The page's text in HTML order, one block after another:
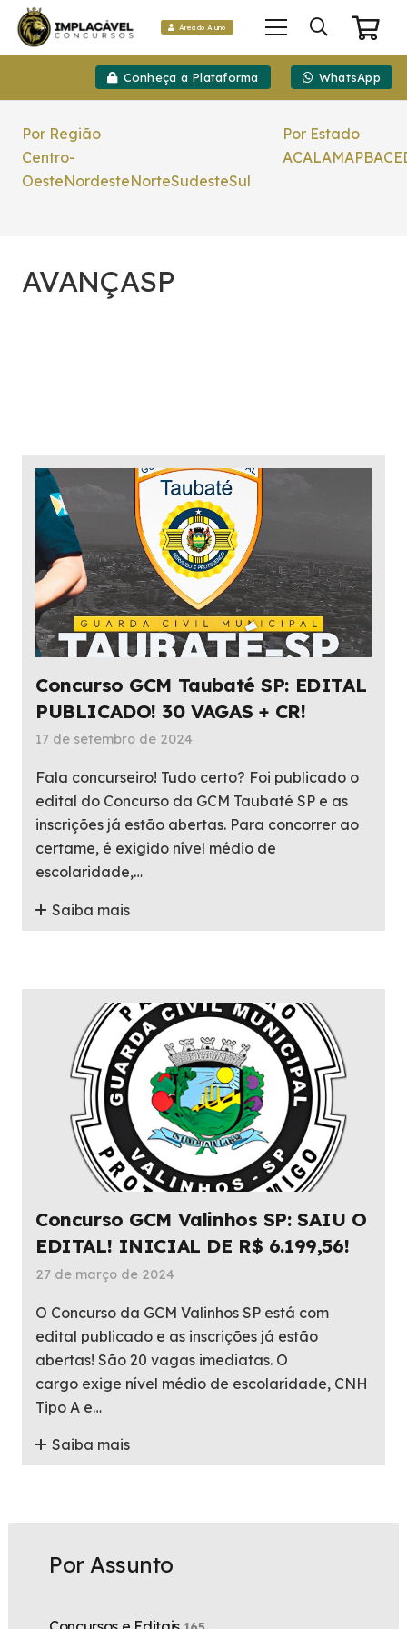
Área do Aluno
Conheça a Plataforma WhatsApp
Por Região
Centro-
OesteNordesteNorteSudesteSul
Por Estado
ACALAMAPBACE
AVANÇASP
Concurso GCM Taubaté SP: EDITAL
PUBLICADO! 30 VAGAS + CR!
17 de setembro de 2024
Fala concurseiro! Tudo certo? Foi publicado o
edital do Concurso da GCM Taubaté SP e as
inscrições já estão abertas. Para concorrer ao
certame, é exigido nível médio de
escolaridade,…
Saiba mais
Concurso GCM Valinhos SP: SAIU O
EDITAL! INICIAL DE R$ 6.199,56!
27 de março de 2024
O Concurso da GCM Valinhos SP está com
edital publicado e as inscrições já estão
abertas! São 20 vagas imediatas. O
cargo exige nível médio de escolaridade, CNH
Tipo A e…
Saiba mais
Por Assunto